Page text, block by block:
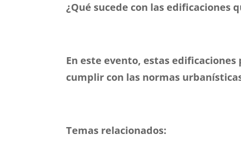
¿Qué sucede con las edificaciones
En este evento, estas
cumplir con las normas
Temas relacionados: